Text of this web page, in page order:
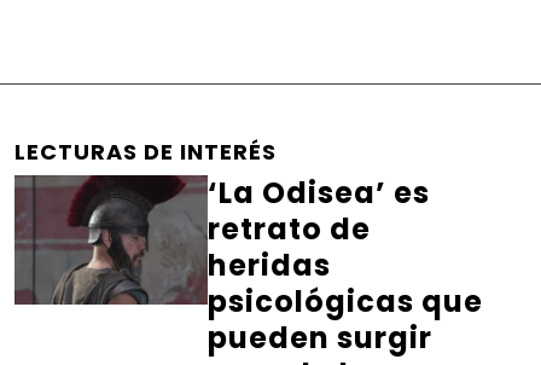
LECTURAS DE INTERÉS
‘La Odisea’ es
retrato de
heridas
psicológicas que
pueden surgir